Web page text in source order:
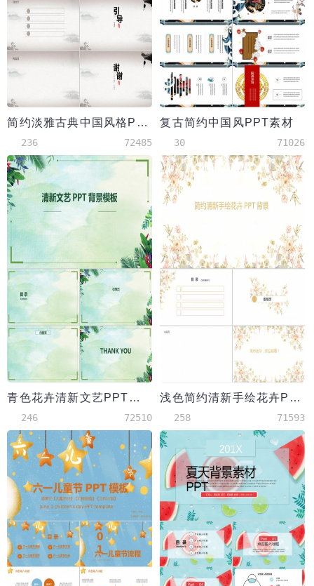
简约淡雅古典中国风格PPT背景模板
236 72485
复古简约中国风PPT素材
30 71026
青色花卉清新文艺PPT背景模板
246 72510
浅色简约清新手绘花卉PPT背景
258 71593